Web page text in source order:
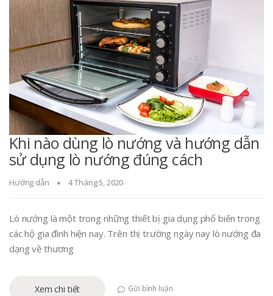
Khi nào dùng lò nướng và hướng dẫn
sử dụng lò nướng đúng cách
Hướng dẫn 4 Tháng 5, 2020
Lò nướng là một trong những thiết bị gia dụng phổ biến trong
các hộ gia đình hiện nay. Trên thị trường ngày nay lò nướng đa
dạng về thương
Xem chi tiết Gửi bình luận